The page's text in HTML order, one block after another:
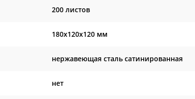
200 листов
180х120х120 мм
нержавеющая сталь сатинированная
нет